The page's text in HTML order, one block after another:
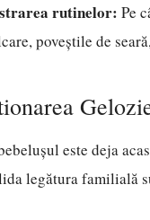
rutinelor: Pe
poveștile de
este deja
legătura familială